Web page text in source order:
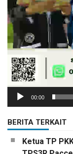
00:00
BERITA TERKAIT
Ketua TP